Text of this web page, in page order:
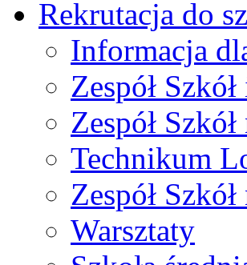
Rekrutacja do
Informacja
Zespół
Zespół
Technikum
Zespół
Warsztaty